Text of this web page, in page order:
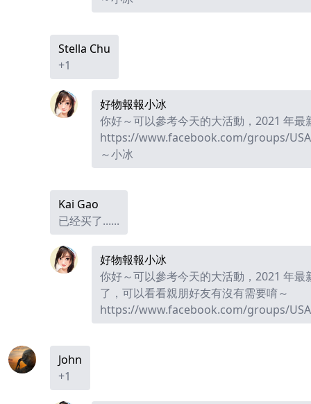
Stella Chu
+1
好物報報小冰
你好～可以參考今天的大活動，2021 年最
https://www.facebook.com/groups/
～小冰
Kai Gao
已经买了......
好物報報小冰
你好～可以參考今天的大活動，2021 年最
了，可以看看親朋好友有沒有需要唷～
https://www.facebook.com/groups/
John
+1